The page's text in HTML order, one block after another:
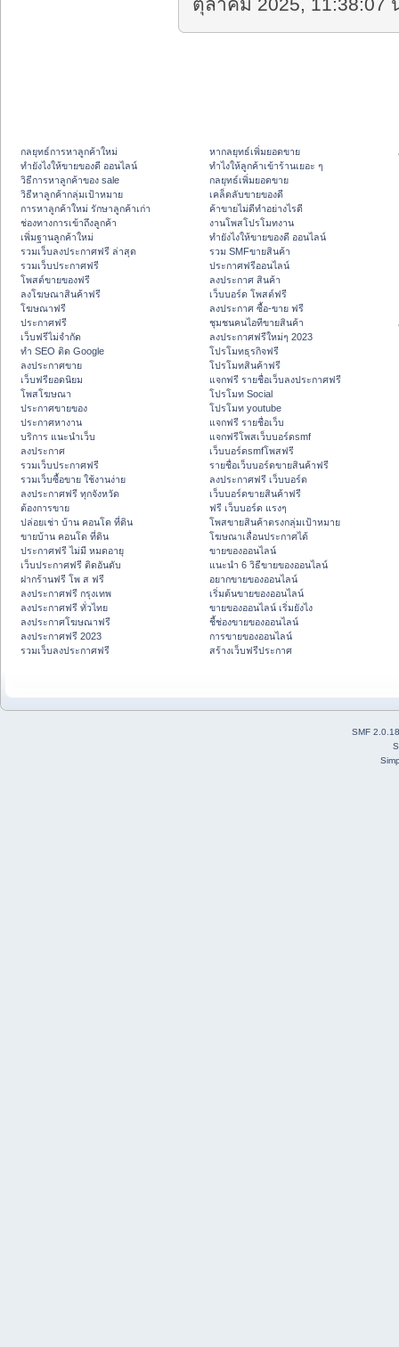
ตุลาคม 2025, 11:38:07
กลยุทธ์การหาลูกค้าใหม่
ทํายังไงให้ขายของดี ออนไลน์
วิธีการหาลูกค้าของ sale
วิธีหาลูกค้ากลุ่มเป้าหมาย
การหาลูกค้าใหม่ รักษาลูกค้าเก่า
ช่องทางการเข้าถึงลูกค้า
เพิ่มฐานลูกค้าใหม่
รวมเว็บลงประกาศฟรี ล่าสุด
รวมเว็บประกาศฟรี
โพสต์ขายของฟรี
ลงโฆษณาสินค้าฟรี
โฆษณาฟรี
ประกาศฟรี
เว็บฟรีไม่จำกัด
ทำ SEO ติด Google
ลงประกาศขาย
เว็บฟรียอดนิยม
โพสโฆษณา
ประกาศขายของ
ประกาศหางาน
บริการ แนะนำเว็บ
ลงประกาศ
รวมเว็บประกาศฟรี
รวมเว็บซื้อขาย ใช้งานง่าย
ลงประกาศฟรี ทุกจังหวัด
ต้องการขาย
ปล่อยเช่า บ้าน คอนโด ที่ดิน
ขายบ้าน คอนโด ที่ดิน
ประกาศฟรี ไม่มี หมดอายุ
เว็บประกาศฟรี ติดอันดับ
ฝากร้านฟรี โพ ส ฟรี
ลงประกาศฟรี กรุงเทพ
ลงประกาศฟรี ทั่วไทย
ลงประกาศโฆษณาฟรี
ลงประกาศฟรี 2023
รวมเว็บลงประกาศฟรี
หากลยุทธ์เพิ่มยอดขาย
ทําไงให้ลูกค้าเข้าร้านเยอะ ๆ
กลยุทธ์เพิ่มยอดขาย
เคล็ดลับขายของดี
ค้าขายไม่ดีทำอย่างไรดี
งานโพสโปรโมทงาน
ทํายังไงให้ขายของดี ออนไลน์
รวม SMFขายสินค้า
ประกาศฟรีออนไลน์
ลงประกาศ สินค้า
เว็บบอร์ด โพสต์ฟรี
ลงประกาศ ซื้อ-ขาย ฟรี
ชุมชนคนไอทีขายสินค้า
ลงประกาศฟรีใหม่ๆ 2023
โปรโมทธุรกิจฟรี
โปรโมทสินค้าฟรี
แจกฟรี รายชื่อเว็บลงประกาศฟรี
โปรโมท Social
โปรโมท youtube
แจกฟรี รายชื่อเว็บ
แจกฟรีโพสเว็บบอร์ดsmf
เว็บบอร์ดsmfโพสฟรี
รายชื่อเว็บบอร์ดขายสินค้าฟรี
ลงประกาศฟรี เว็บบอร์ด
เว็บบอร์ดขายสินค้าฟรี
ฟรี เว็บบอร์ด แรงๆ
โพสขายสินค้าตรงกลุ่มเป้าหมาย
โฆษณาเลื่อนประกาศได้
ขายของออนไลน์
แนะนำ 6 วิธีขายของออนไลน์
อยากขายของออนไลน์
เริ่มต้นขายของออนไลน์
ขายของออนไลน์ เริ่มยังไง
ชี้ช่องขายของออนไลน์
การขายของออนไลน์
สร้างเว็บฟรีประกาศ
SMF 2.0.18